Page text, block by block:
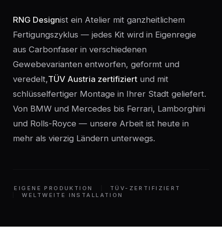
RNG Designist ein Atelier mit ganzheitlichem
Fertigungszyklus — jedes Kit wird in Eigenregie
aus Carbonfaser in verschiedenen
Gewebevarianten entworfen, geformt und
veredelt,TÜV Austria zertifiziert und mit
schlüsselfertiger Montage in Ihrer Stadt geliefert.
Von BMW und Mercedes bis Ferrari, Lamborghini
und Rolls-Royce — unsere Arbeit ist heute in
mehr als vierzig Ländern unterwegs.
EIGENE PRODUKTION
TÜV-ZERTIFIZIERT
WELTWEITE INSTALLATION